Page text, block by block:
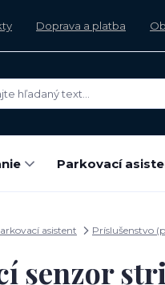
Doprava a platba
Parkovací
asistent Príslušenstvo
senzor